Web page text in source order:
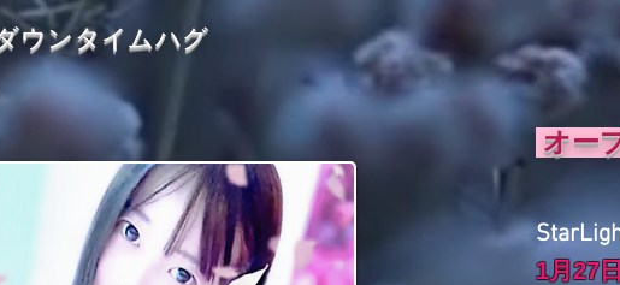
ウンタイムハグ
オー
1月27